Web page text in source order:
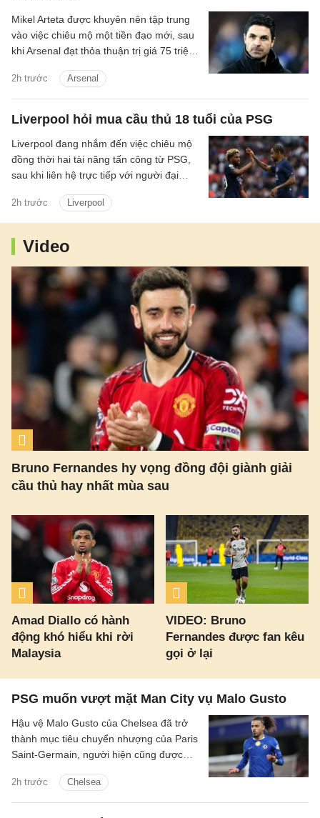
2h trước Arsenal
Mikel Arteta được khuyên nên tập trung
vào việc chiêu mộ một tiền đạo mới, sau
khi Arsenal đạt thỏa thuận trị giá 75 triệu
Liverpool hỏi mua cầu thủ 18 tuổi của PSG
2h trước Liverpool
Liverpool đang nhắm đến việc chiêu mộ
đồng thời hai tài năng tấn công từ PSG,
sau khi liên hệ trực tiếp với người đại
Video
Bruno Fernandes hy vọng đồng đội giành giải
cầu thủ hay nhất mùa sau
Amad Diallo có hành
động khó hiểu khi rời
Malaysia
VIDEO: Bruno
Fernandes được fan kêu
gọi ở lại
PSG muốn vượt mặt Man City vụ Malo Gusto
2h trước Chelsea
Hậu vệ Malo Gusto của Chelsea đã trở
thành mục tiêu chuyển nhượng của Paris
Saint-Germain, người hiện cũng được